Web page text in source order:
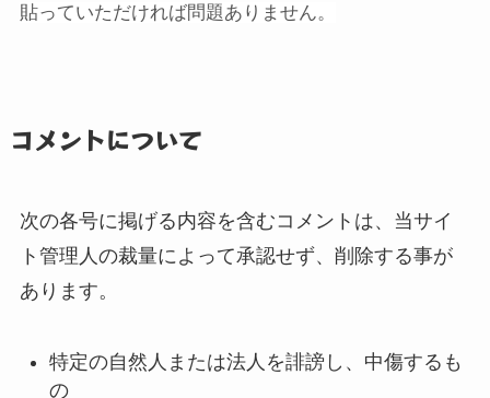
貼っていただければ問題ありません。
コメントについて
次の各号に掲げる内容を含むコメントは、当サイ
ト管理人の裁量によって承認せず、削除する事が
あります。
特定の自然人または法人を誹謗し、中傷するも
の